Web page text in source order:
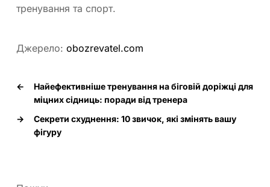
тренування та спорт.
Джерело: obozrevatel.com
←
Найефективніше тренування на біговій доріжці для
міцних сідниць: поради від тренера
→
Секрети схуднення: 10 звичок, які змінять вашу
фігуру